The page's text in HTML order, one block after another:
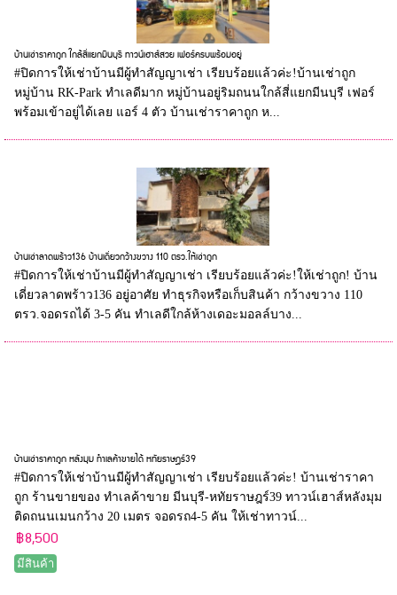
บ้านเช่าราคาถูก ใกล้สี่แยกมีนบุรี ทาวน์เฮาส์สวย เฟอร์ครบพร้อมอยู่
#ปิดการให้เช่าบ้านมีผู้ทำสัญญาเช่า เรียบร้อยแล้วค่ะ!บ้านเช่าถูก
หมู่บ้าน RK-Park ทำเลดีมาก หมู่บ้านอยู่ริมถนนใกล้สี่แยกมีนบุรี เฟอร์
พร้อมเข้าอยู่ได้เลย แอร์ 4 ตัว บ้านเช่าราคาถูก ห...
บ้านเช่าลาดพร้าว136 บ้านเดี่ยวกว้างขวาง 110 ตรว.ให้เช่าถูก
#ปิดการให้เช่าบ้านมีผู้ทำสัญญาเช่า เรียบร้อยแล้วค่ะ!ให้เช่าถูก! บ้าน
เดี่ยวลาดพร้าว136 อยู่อาศัย ทำธุรกิจหรือเก็บสินค้า กว้างขวาง 110
ตรว.จอดรถได้ 3-5 คัน ทำเลดีใกล้ห้างเดอะมอลล์บาง...
บ้านเช่าราคาถูก หลังมุม ทำเลค้าขายได้ หทัยราษฎร์39
#ปิดการให้เช่าบ้านมีผู้ทำสัญญาเช่า เรียบร้อยแล้วค่ะ! บ้านเช่าราคา
ถูก ร้านขายของ ทำเลค้าขาย มีนบุรี-หทัยราษฎร์39 ทาวน์เฮาส์หลังมุม
ติดถนนเมนกว้าง 20 เมตร จอดรถ4-5 คัน ให้เช่าทาวน์...
฿8,500
มีสินค้า